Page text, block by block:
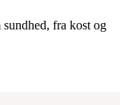
fra kost og